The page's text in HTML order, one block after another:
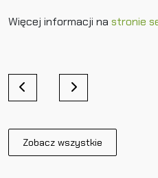
Więcej informacji na stronie
N
a
i
Zobacz wszystkie